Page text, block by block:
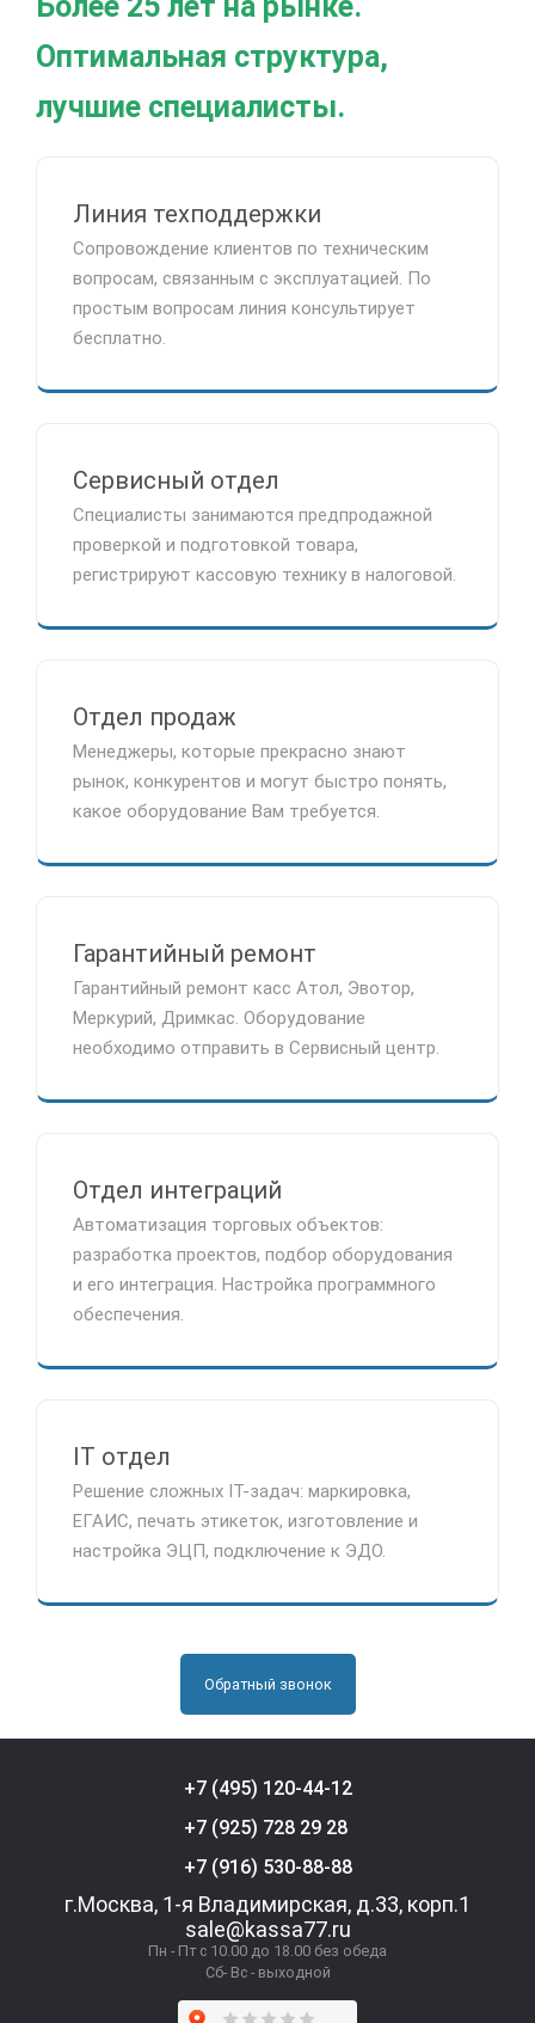
Оптимальная структура,
лучшие специалисты.
Линия техподдержки
Сопровождение клиентов по техническим
вопросам, связанным с эксплуатацией. По
простым вопросам линия консультирует
бесплатно.
Сервисный отдел
Специалисты занимаются предпродажной
проверкой и подготовкой товара,
регистрируют кассовую технику в налоговой.
Отдел продаж
Менеджеры, которые прекрасно знают
рынок, конкурентов и могут быстро понять,
какое оборудование Вам требуется.
Гарантийный ремонт
Гарантийный ремонт касс Атол, Эвотор,
Меркурий, Дримкас. Оборудование
необходимо отправить в Сервисный центр.
Отдел интеграций
Автоматизация торговых объектов:
разработка проектов, подбор оборудования
и его интеграция. Настройка программного
обеспечения.
IT отдел
Решение сложных IT-задач: маркировка,
ЕГАИС, печать этикеток, изготовление и
настройка ЭЦП, подключение к ЭДО.
Обратный звонок
+7 (495) 120-44-12
+7 (925) 728 29 28
+7 (916) 530-88-88
г.Москва, 1-я Владимирская, д.33, корп.1
sale@kassa77.ru
Пн - Пт с 10.00 до 18.00 без обеда
Сб- Вс - выходной